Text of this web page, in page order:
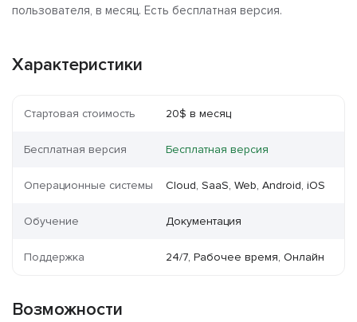
пользователя, в месяц. Есть бесплатная версия.
Характеристики
Стартовая стоимость 20$ в месяц
Бесплатная версия Бесплатная версия
Операционные системы Cloud, SaaS, Web, Android, iOS
Обучение Документация
Поддержка 24/7, Рабочее время, Онлайн
Возможности